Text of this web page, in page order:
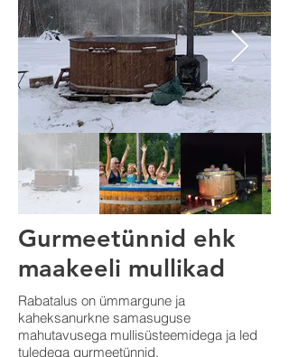
Gurmeetünnid ehk
maakeeli mullikad
Rabatalus on ümmargune ja
kaheksanurkne samasuguse
mahutavusega mullisüsteemidega ja led
tuledega gurmeetünnid.